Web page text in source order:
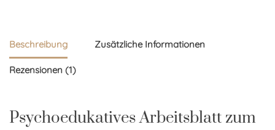
Beschreibung Zusätzliche Informationen
Rezensionen (1)
Psychoedukatives Arbeitsblatt zum